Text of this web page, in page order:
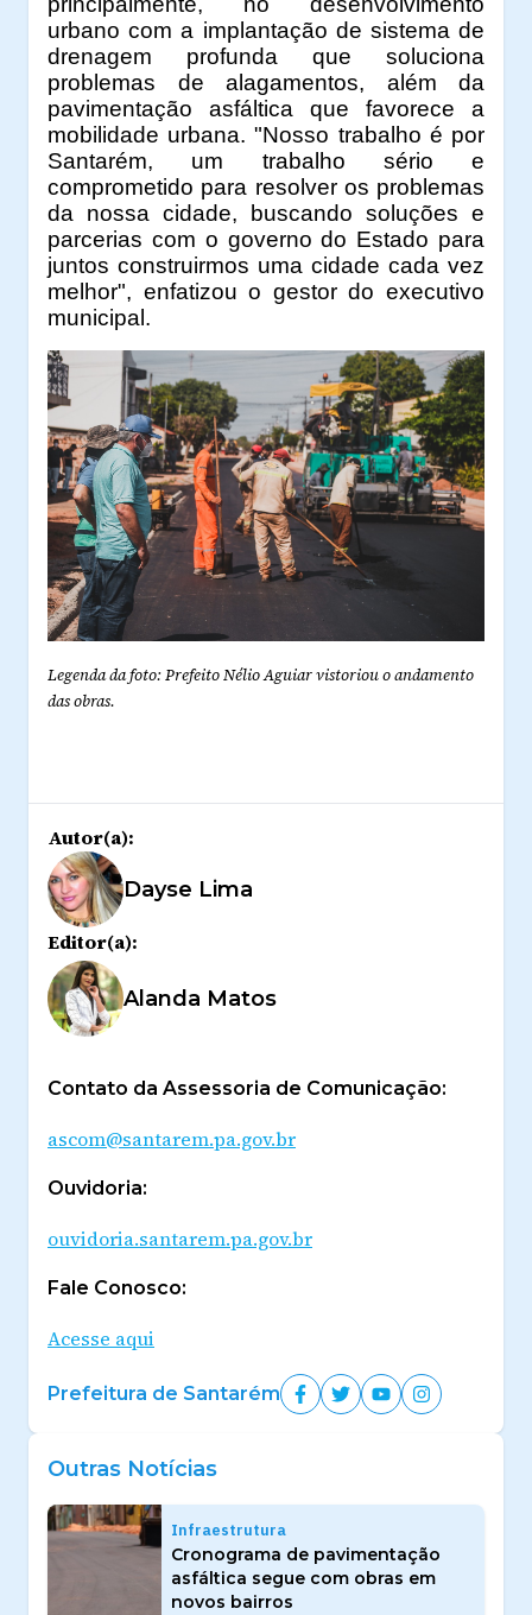
urbano com a implantação de sistema de
drenagem profunda que soluciona
problemas de alagamentos, além da
pavimentação asfáltica que favorece a
mobilidade urbana. "Nosso trabalho é por
Santarém, um trabalho sério e
comprometido para resolver os problemas
da nossa cidade, buscando soluções e
parcerias com o governo do Estado para
juntos construirmos uma cidade cada vez
melhor", enfatizou o gestor do executivo
municipal.
Legenda da foto: Prefeito Nélio Aguiar vistoriou o andamento
das obras.
Autor(a):
Dayse Lima
Editor(a):
Alanda Matos
Contato da Assessoria de Comunicação:
ascom@santarem.pa.gov.br
Ouvidoria:
ouvidoria.santarem.pa.gov.br
Fale Conosco:
Acesse aqui
Prefeitura de Santarém
Outras Notícias
Infraestrutura
Cronograma de pavimentação
asfáltica segue com obras em
novos bairros